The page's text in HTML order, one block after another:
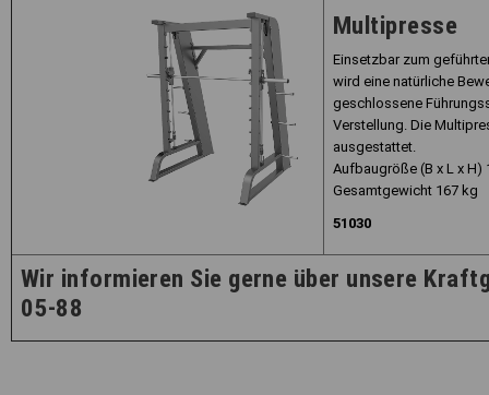
Multipresse
Einsetzbar zum
wird eine natürliche
geschlossene
Verstellung. Die
ausgestattet.
Aufbaugröße (B x L x H)
Gesamtgewicht 167 kg
51030
Wir informieren Sie gerne über unsere
05-88